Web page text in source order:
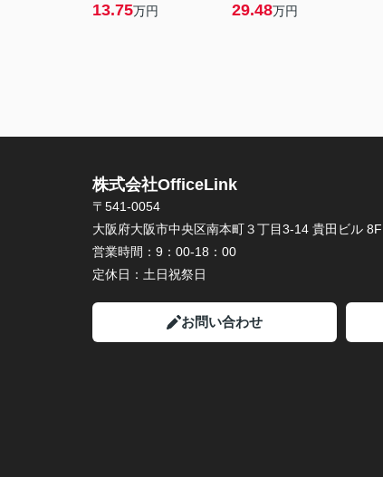
13.75万円 29.48万円
株式会社OfficeLink
〒541-0054
大阪府大阪市中央区南本町３丁目3-14 貴田ビル 8F
営業時間： 9：00-18：00
定休日： 土日祝祭日
お問い合わせ